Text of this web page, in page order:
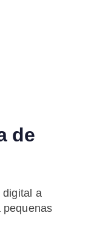
de
digital a
pequenas